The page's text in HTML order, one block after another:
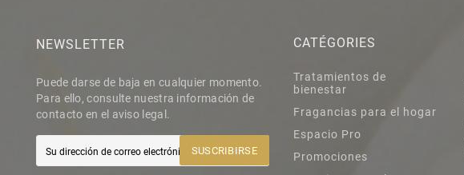
BODY BEAUTY FACTORY
6 Rue de Dijon, 32000 Auch, France
NEWSLETTER
Puede darse de baja en cualquier momento.
Para ello, consulte nuestra información de
contacto en el aviso legal.
SUSCRIBIRSE
CATÉGORIES
Tratamientos de
bienestar
Fragancias para el hogar
Espacio Pro
Promociones